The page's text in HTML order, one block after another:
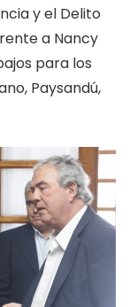
y el Delito
a Nancy
para los
Paysandú,